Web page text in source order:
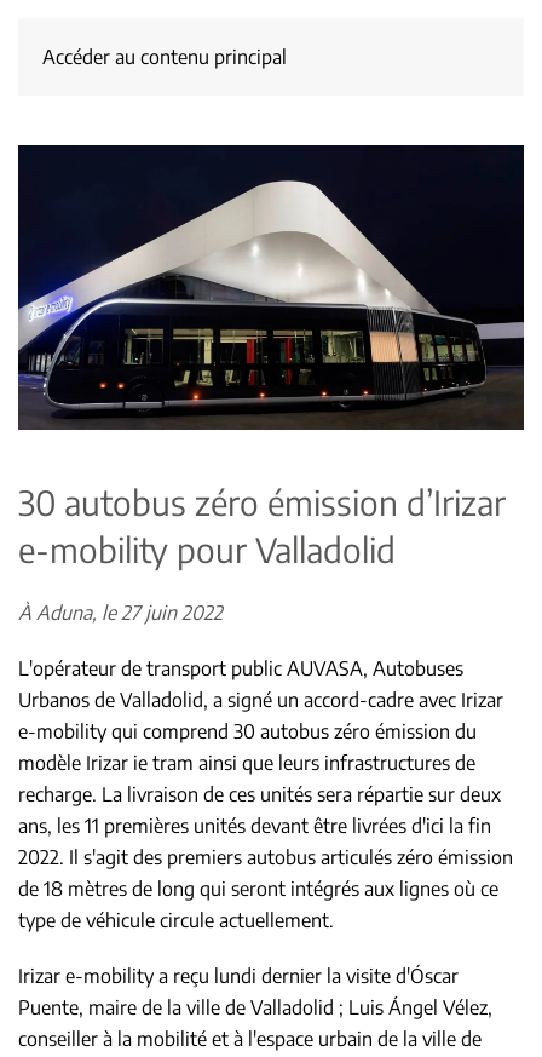
Accéder au contenu principal
30 autobus zéro émission d’Irizar
e-mobility pour Valladolid
À Aduna, le 27 juin 2022
L'opérateur de transport public AUVASA, Autobuses
Urbanos de Valladolid, a signé un accord-cadre avec Irizar
e-mobility qui comprend 30 autobus zéro émission du
modèle Irizar ie tram ainsi que leurs infrastructures de
recharge. La livraison de ces unités sera répartie sur deux
ans, les 11 premières unités devant être livrées d'ici la fin
2022. Il s'agit des premiers autobus articulés zéro émission
de 18 mètres de long qui seront intégrés aux lignes où ce
type de véhicule circule actuellement.
Irizar e-mobility a reçu lundi dernier la visite d'Óscar
Puente, maire de la ville de Valladolid ; Luis Ángel Vélez,
conseiller à la mobilité et à l'espace urbain de la ville de